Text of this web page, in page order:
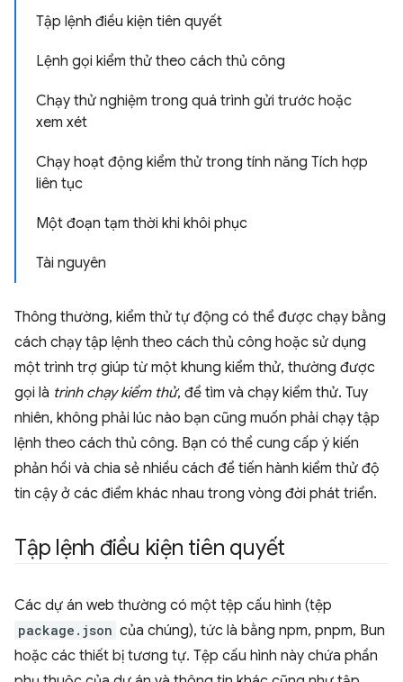
Tập lệnh điều kiện tiên quyết
Lệnh gọi kiểm thử theo cách thủ công
Chạy thử nghiệm trong quá trình gửi trước hoặc
xem xét
Chạy hoạt động kiểm thử trong tính năng Tích hợp
liên tục
Một đoạn tạm thời khi khôi phục
Tài nguyên
Thông thường, kiểm thử tự động có thể được chạy bằng
cách chạy tập lệnh theo cách thủ công hoặc sử dụng
một trình trợ giúp từ một khung kiểm thử, thường được
gọi là trình chạy kiểm thử, để tìm và chạy kiểm thử. Tuy
nhiên, không phải lúc nào bạn cũng muốn phải chạy tập
lệnh theo cách thủ công. Bạn có thể cung cấp ý kiến
phản hồi và chia sẻ nhiều cách để tiến hành kiểm thử độ
tin cậy ở các điểm khác nhau trong vòng đời phát triển.
Tập lệnh điều kiện tiên quyết
Các dự án web thường có một tệp cấu hình (tệp
package.json của chúng), tức là bằng npm, pnpm, Bun
hoặc các thiết bị tương tự. Tệp cấu hình này chứa phần